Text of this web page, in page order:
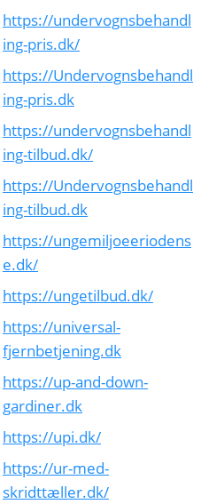
https://undervognsbehandl
ing-pris.dk/
https://Undervognsbehandl
ing-pris.dk
https://undervognsbehandl
ing-tilbud.dk/
https://Undervognsbehandl
ing-tilbud.dk
https://ungemiljoeeriodens
e.dk/
https://ungetilbud.dk/
https://universal-
fjernbetjening.dk
https://up-and-down-
gardiner.dk
https://upi.dk/
https://ur-med-
skridttæller.dk/